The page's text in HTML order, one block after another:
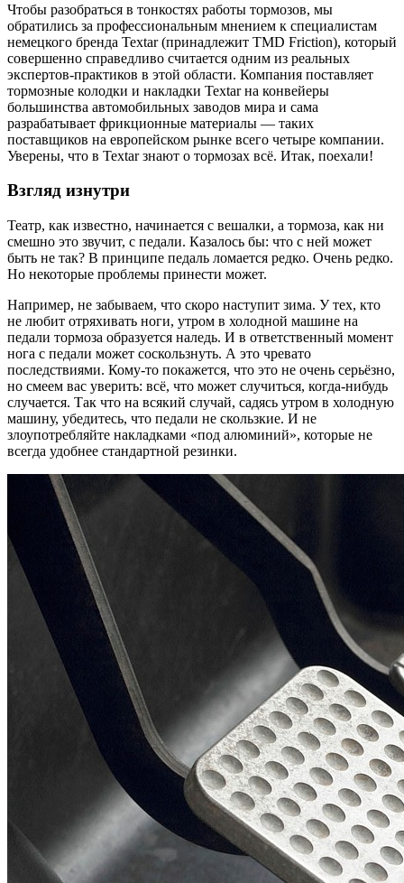
Чтобы разобраться в тонкостях работы тормозов, мы
обратились за профессиональным мнением к специалистам
немецкого бренда Textar (принадлежит TMD Friction), который
совершенно справедливо считается одним из реальных
экспертов-практиков в этой области. Компания поставляет
тормозные колодки и накладки Textar на конвейеры
большинства автомобильных заводов мира и сама
разрабатывает фрикционные материалы — таких
поставщиков на европейском рынке всего четыре компании.
Уверены, что в Textar знают о тормозах всё. Итак, поехали!
Взгляд изнутри
Театр, как известно, начинается с вешалки, а тормоза, как ни
смешно это звучит, с педали. Казалось бы: что с ней может
быть не так? В принципе педаль ломается редко. Очень редко.
Но некоторые проблемы принести может.
Например, не забываем, что скоро наступит зима. У тех, кто
не любит отряхивать ноги, утром в холодной машине на
педали тормоза образуется наледь. И в ответственный момент
нога с педали может соскользнуть. А это чревато
последствиями. Кому-то покажется, что это не очень серьёзно,
но смеем вас уверить: всё, что может случиться, когда-нибудь
случается. Так что на всякий случай, садясь утром в холодную
машину, убедитесь, что педали не скользкие. И не
злоупотребляйте накладками «под алюминий», которые не
всегда удобнее стандартной резинки.